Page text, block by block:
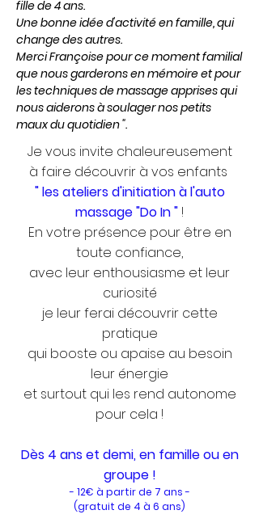
fille de 4 ans.
Une bonne idée d'activité en famille, qui
change des autres.
Merci Françoise pour ce moment familial
que nous garderons en mémoire et pour
les techniques de massage apprises qui
nous aiderons à soulager nos petits
maux du quotidien ".
Je vous invite chaleureusement
à faire découvrir à vos enfants
" les ateliers d'initiation à l'auto
massage "Do In " !
En votre présence pour être en
toute confiance,
avec leur enthousiasme et leur
curiosité
je leur ferai découvrir cette
pratique
qui booste ou apaise au besoin
leur énergie
et surtout qui les rend autonome
pour cela !
Dès 4 ans et demi, en famille ou en
groupe !
- 12€ à partir de 7 ans -
(gratuit de 4 à 6 ans)